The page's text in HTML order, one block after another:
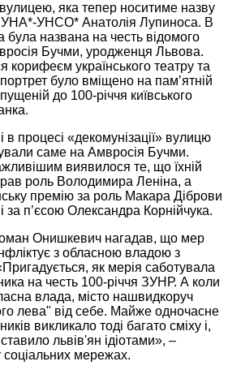
вулицею, яка тепер носитиме назву
УНА*-УНСО* Анатолія Лупиноса. В
була названа на честь відомого
Бучми, уродженця Львова.
корифеєм українського театру та
було вміщено на пам’ятній
до 100-річчя київського
в процесі «декомунізації» вулицю
саме на Амвросія Бучми.
виявилося те, що їхній
роль Володимира Леніна, а
премію за роль Макара Діброви
за п’єсою Олександра Корнійчука.
Онишкевич нагадав, що мер
з обласною владою з
як мерія саботувала
на честь 100-річчя ЗУНР. А коли
влада, місто нашвидкоруч
лева" від себе. Майже одночасне
викликало тоді багато сміху і,
львів'ян ідіотами», –
мережах.